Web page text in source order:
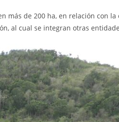
más de 200 ha, en relación con
al cual se integran otras